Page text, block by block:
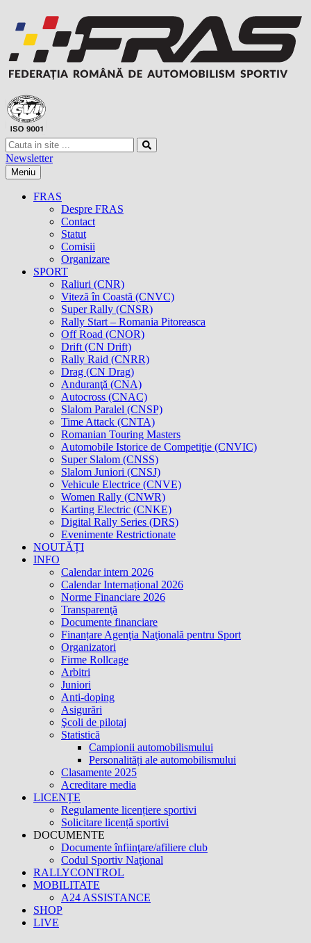
Newsletter
Meniu
FRAS
Despre FRAS
Contact
Statut
Comisii
Organizare
SPORT
Raliuri (CNR)
Viteză în Coastă (CNVC)
Super Rally (CNSR)
Rally Start – Romania Pitoreasca
Off Road (CNOR)
Drift (CN Drift)
Rally Raid (CNRR)
Drag (CN Drag)
Anduranţă (CNA)
Autocross (CNAC)
Slalom Paralel (CNSP)
Time Attack (CNTA)
Romanian Touring Masters
Automobile Istorice de Competiţie (CNVIC)
Super Slalom (CNSS)
Slalom Juniori (CNSJ)
Vehicule Electrice (CNVE)
Women Rally (CNWR)
Karting Electric (CNKE)
Digital Rally Series (DRS)
Evenimente Restrictionate
NOUTĂȚI
INFO
Calendar intern 2026
Calendar Internațional 2026
Norme Financiare 2026
Transparenţă
Documente financiare
Finanțare Agenţia Naţională pentru Sport
Organizatori
Firme Rollcage
Arbitri
Juniori
Anti-doping
Asigurări
Şcoli de pilotaj
Statistică
Campionii automobilismului
Personalități ale automobilismului
Clasamente 2025
Acreditare media
LICENȚE
Regulamente licențiere sportivi
Solicitare licență sportivi
DOCUMENTE
Documente înfiinţare/afiliere club
Codul Sportiv Naţional
RALLYCONTROL
MOBILITATE
A24 ASSISTANCE
SHOP
LIVE